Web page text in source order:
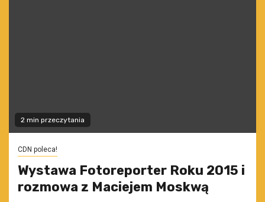
2 min przeczytania
CDN poleca!
Wystawa Fotoreporter Roku 2015 i
rozmowa z Maciejem Moskwą